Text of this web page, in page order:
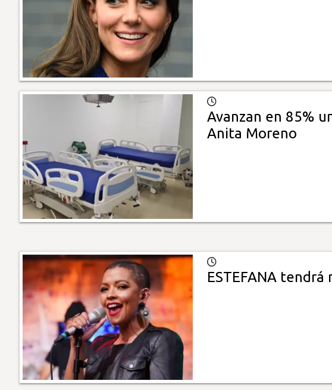
Avanzan en 85%
Anita Moreno
ESTEFANA tendrá